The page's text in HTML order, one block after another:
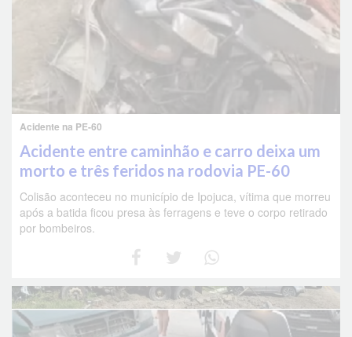
Acidente na PE-60
Acidente entre caminhão e carro deixa um
morto e três feridos na rodovia PE-60
Colisão aconteceu no município de Ipojuca, vítima que morreu
após a batida ficou presa às ferragens e teve o corpo retirado
por bombeiros.